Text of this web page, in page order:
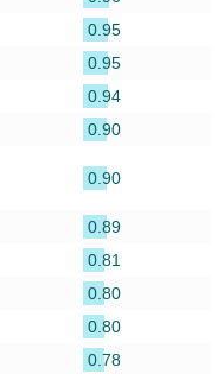
0.95
0.95
0.94
0.90
0.90
0.89
0.81
0.80
0.80
0.78